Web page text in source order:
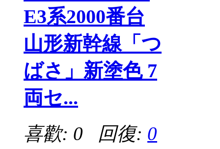
E3系2000番台
山形新幹線「つ
ばさ」新塗色 7
両セ...
喜歡: 0 回復: 0